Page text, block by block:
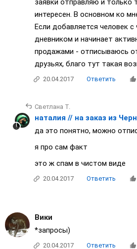
интересен. В основном ко
Если добавляется человек
дневником и начинает
продажами - отписываюсь
друзьях, благо тут такая
20.04.2017 Ответить
Светлана Т.
да это понятно, можно
я про сам факт
это ж спам в чистом виде
20.04.2017 Ответить
Вики
*запросы)
20.04.2017 Ответить